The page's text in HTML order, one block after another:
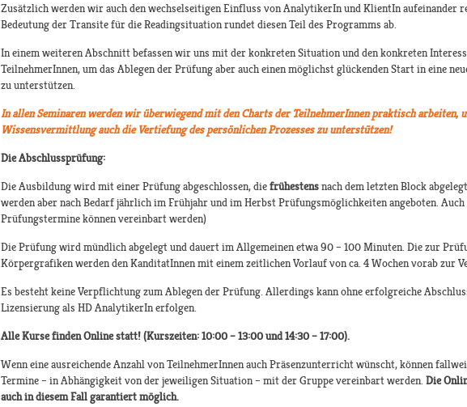
Zusätzlich werden wir auch den wechselseitigen Einfluss von AnalytikerIn und KlientIn aufeinander
Bedeutung der Transite für die Readingsituation rundet diesen Teil des Programms ab.
In einem weiteren Abschnitt befassen wir uns mit der konkreten Situation und den konkreten
TeilnehmerInnen, um das Ablegen der Prüfung aber auch einen möglichst glückenden Start in eine
zu unterstützen.
In allen Seminaren werden wir überwiegend mit den Charts der TeilnehmerInnen praktisch arbeiten,
Wissensvermittlung auch die Vertiefung des persönlichen Prozesses zu unterstützen!
Die Abschlussprüfung:
Die Ausbildung wird mit einer Prüfung abgeschlossen, diefrühestensnach dem letzten Block
werden aber nach Bedarf jährlich im Frühjahr und im Herbst Prüfungsmöglichkeiten angeboten.
Prüfungstermine können vereinbart werden)
Die Prüfung wird mündlich abgelegt und dauert im Allgemeinen etwa 90 – 100 Minuten. Die zur
Körpergrafiken werden den KanditatInnen mit einem zeitlichen Vorlauf von ca. 4 Wochen vorab zur
Es besteht keine Verpflichtung zum Ablegen der Prüfung. Allerdings kann ohne erfolgreiche
Lizensierung als HD AnalytikerIn erfolgen.
Alle Kurse finden Online statt! (Kurszeiten: 10:00 – 13:00 und 14:30 – 17:00).
Wenn eine ausreichende Anzahl von TeilnehmerInnen auch Präsenzunterricht wünscht, können
Termine – in Abhängigkeit von der jeweiligen Situation – mit der Gruppe vereinbart werden. Die
auch in diesem Fall garantiert möglich.